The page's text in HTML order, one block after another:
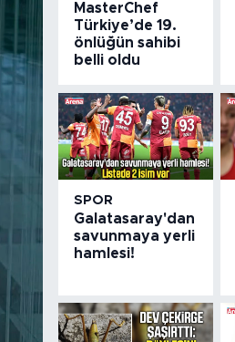
MasterChef
Türkiye’de 19.
önlüğün sahibi
belli oldu
SPOR
Galatasaray'dan
savunmaya yerli
hamlesi!